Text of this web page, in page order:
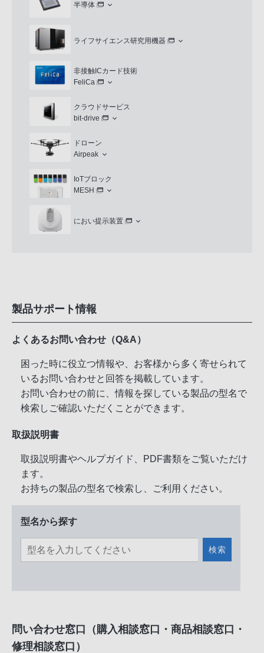
半導体
ライフサイエンス研究用機器
非接触ICカード技術
FeliCa
クラウドサービス
bit-drive
ドローン
Airpeak
IoTブロック
MESH
におい提示装置
製品サポート情報
よくあるお問い合わせ（Q&A）
困った時に役立つ情報や、お客様から多く寄せられて
いるお問い合わせと回答を掲載しています。
お問い合わせの前に、情報を探している製品の型名で
検索しご確認いただくことができます。
取扱説明書
取扱説明書やヘルプガイド、PDF書類をご覧いただけ
ます。
お持ちの製品の型名で検索し、ご利用ください。
型名から探す
検索
問い合わせ窓口（購入相談窓口・商品相談窓口・
修理相談窓口）